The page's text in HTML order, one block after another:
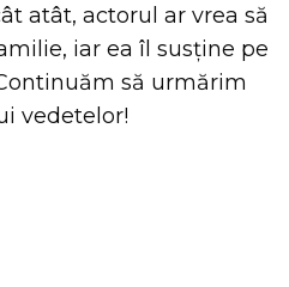
atât, actorul ar vrea să
iar ea îl susține pe
să urmărim
vedetelor!